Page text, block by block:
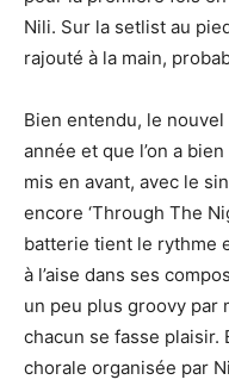
Nili. Sur la setlist au
rajouté à la main,
Bien entendu, le nouvel
année et que l’on a
mis en avant, avec le
encore ‘Through The
batterie tient le rythme
à l’aise dans ses
un peu plus groovy par
chacun se fasse plaisir.
chorale organisée par